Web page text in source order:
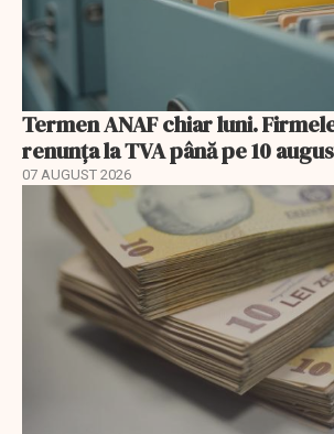
Termen ANAF chiar luni.
renunța la TVA până pe 10
07 AUGUST 2026